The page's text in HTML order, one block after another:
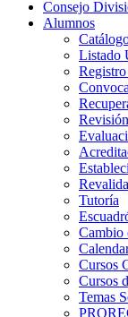
Consejo
Alumnos
Listado
Tutoría
Cambio
Cursos
Cursos
Temas